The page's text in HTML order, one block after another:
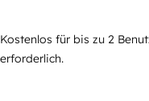
Kostenlos für bis zu 2
erforderlich.